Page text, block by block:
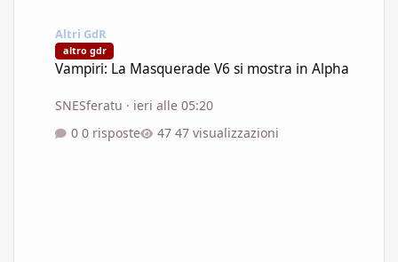
Altri GdR
altro gdr
Vampiri: La Masquerade V6 si mostra in Alpha
SNESferatu · ieri alle 05:20
0 risposte
47 visualizzazioni